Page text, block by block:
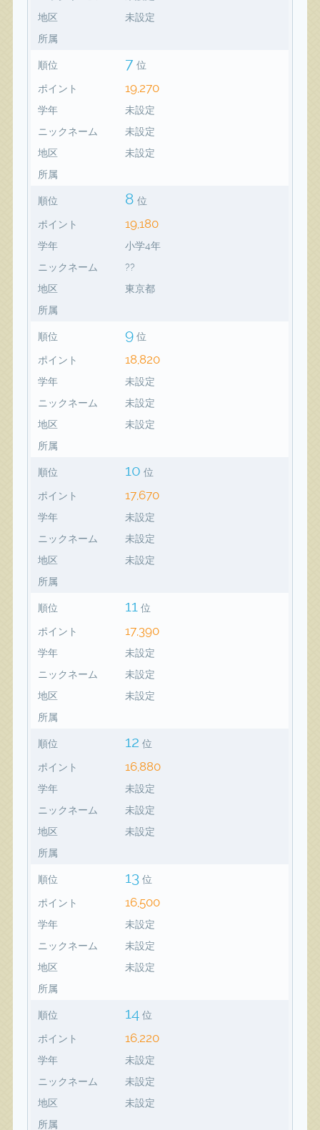
地区
未設定
所属
順位 7 位
ポイント 19,270
学年
未設定
ニックネーム
未設定
地区
未設定
所属
順位 8 位
ポイント 19,180
学年
小学4年
ニックネーム
??
地区
東京都
所属
順位 9 位
ポイント 18,820
学年
未設定
ニックネーム
未設定
地区
未設定
所属
順位 10 位
ポイント 17,670
学年
未設定
ニックネーム
未設定
地区
未設定
所属
順位 11 位
ポイント 17,390
学年
未設定
ニックネーム
未設定
地区
未設定
所属
順位 12 位
ポイント 16,880
学年
未設定
ニックネーム
未設定
地区
未設定
所属
順位 13 位
ポイント 16,500
学年
未設定
ニックネーム
未設定
地区
未設定
所属
順位 14 位
ポイント 16,220
学年
未設定
ニックネーム
未設定
地区
未設定
所属